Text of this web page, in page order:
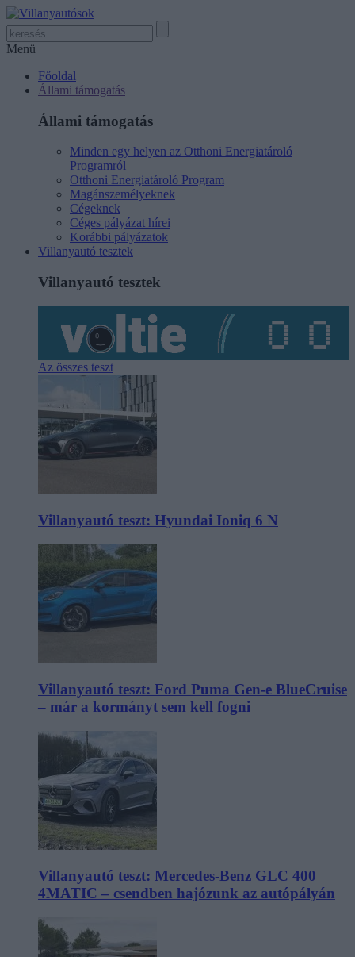
Menü
Főoldal
Állami támogatás
Állami támogatás
Minden egy helyen az Otthoni Energiatároló
Programról
Otthoni Energiatároló Program
Magánszemélyeknek
Cégeknek
Céges pályázat hírei
Korábbi pályázatok
Villanyautó tesztek
Villanyautó tesztek
Az összes teszt
Villanyautó teszt: Hyundai Ioniq 6 N
Villanyautó teszt: Ford Puma Gen-e BlueCruise
– már a kormányt sem kell fogni
Villanyautó teszt: Mercedes-Benz GLC 400
4MATIC – csendben hajózunk az autópályán